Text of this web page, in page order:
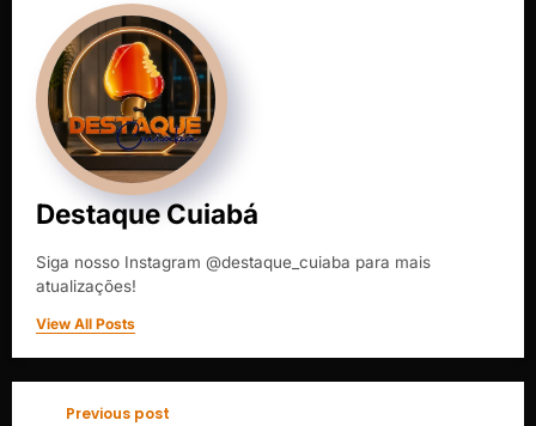
Destaque Cuiabá
Siga nosso Instagram @destaque_cuiaba para mais
atualizações!
View All Posts
Previous post